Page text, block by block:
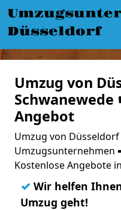
Düsseldorf
Umzug von
Schwanewede
Angebot
Umzug von
Umzugsunternehmen
Kostenlose Angebote
✓ Wir helfen
Umzug geht!